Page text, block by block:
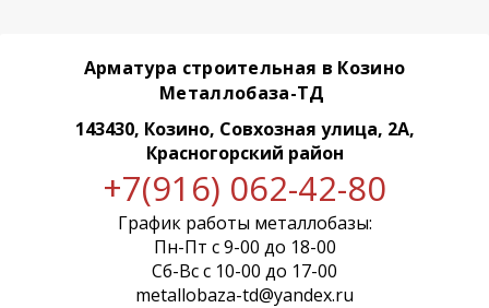
Арматура строительная в Козино
Металлобаза-ТД
143430, Козино, Совхозная улица, 2А,
Красногорский район
+7(916) 062-42-80
График работы металлобазы:
Пн-Пт с 9-00 до 18-00
Сб-Вс с 10-00 до 17-00
metallobaza-td@yandex.ru